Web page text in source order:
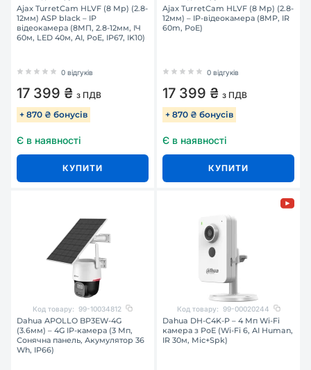
Ajax TurretCam HLVF (8 Mp) (2.8-
12мм) ASP black – IP
відеокамера (8МП, 2.8-12мм, ІЧ
60м, LED 40м, AI, PoE, IP67, IK10)
0 відгуків
17 399 ₴ з ПДВ
+ 870 ₴ бонусів
Є в наявності
КУПИТИ
Ajax TurretCam HLVF (8 Mp) (2.8-
12мм) – IP-відеокамера (8MP, IR
60m, PoE)
0 відгуків
17 399 ₴ з ПДВ
+ 870 ₴ бонусів
Є в наявності
КУПИТИ
Код товару: 99-10034812
Dahua APOLLO BP3EW-4G
(3.6мм) – 4G IP-камера (3 Мп,
Сонячна панель, Акумулятор 36
Wh, IP66)
Код товару: 99-00020244
Dahua DH-C4K-P – 4 Мп Wi-Fi
камера з PoE (Wi-Fi 6, AI Human,
IR 30м, Mic+Spk)